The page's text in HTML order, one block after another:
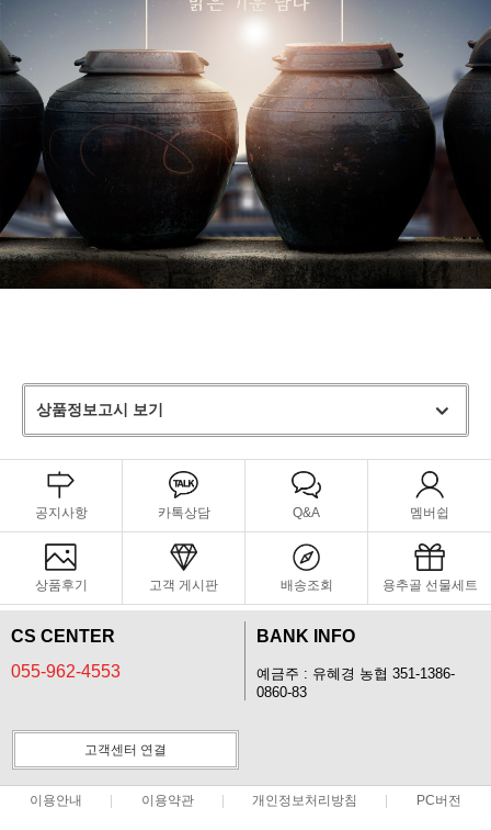
상품정보고시 보기
공지사항 카톡상담 Q&A 멤버쉽
상품후기 고객 게시판 배송조회 용추골 선물세트
CS CENTER
055-962-4553
BANK INFO
예금주 : 유혜경 농협 351-1386-
0860-83
고객센터 연결
이용안내 이용약관 개인정보처리방침 PC버전